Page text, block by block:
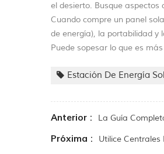
el desierto. Busque
Cuando compre un panel
de energía), la portabilidad y
Puede sopesar lo que es
Estación De Energía
Anterior : La Guía
Próxima : Utilice Centrales